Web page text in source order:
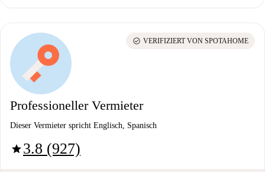
Professioneller Vermieter
Dieser Vermieter spricht Englisch, Spanisch
star3.8 (927)
check_circle VERIFIZIERT VON SPOTAHOME